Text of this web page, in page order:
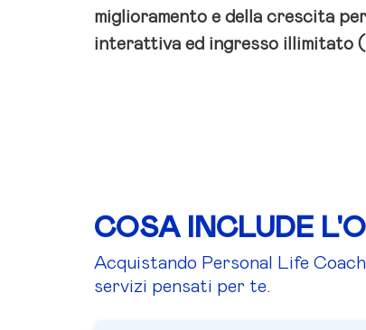
miglioramento e della crescita
interattiva ed ingresso illimitato
COSA INCLUDE
Acquistando Personal Life
servizi pensati per te.